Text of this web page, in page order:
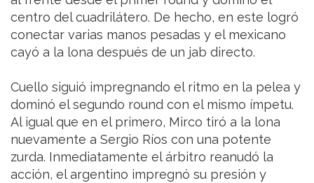
centro del cuadrilátero. De hecho, en este logró
conectar varias manos pesadas y el mexicano
cayó a la lona después de un jab directo.
Cuello siguió impregnando el ritmo en la pelea y
dominó el segundo round con el mismo ímpetu.
Al igual que en el primero, Mirco tiró a la lona
nuevamente a Sergio Ríos con una potente
zurda. Inmediatamente el árbitro reanudó la
acción, el argentino impregnó su presión y